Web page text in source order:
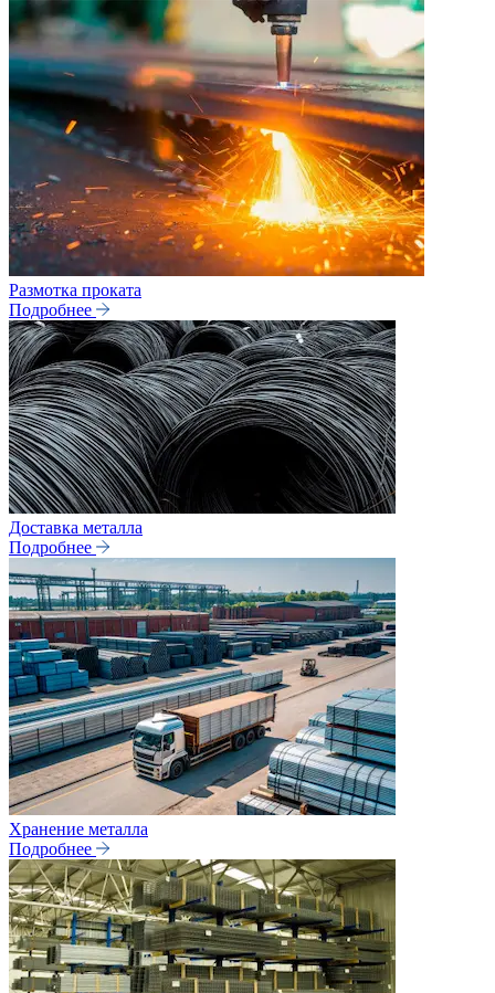
Размотка проката
Подробнее
Доставка металла
Подробнее
Хранение металла
Подробнее